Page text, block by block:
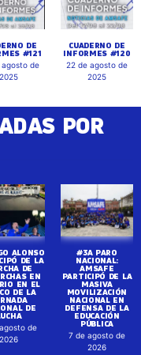
DE
#121
agosto de
2025
CUADERNO DE
INFORMES #120
22 de agosto de
2025
POR
ALONSO
DE LA
DE
EN
EN EL
DE LA
DE
de
2026
#3A PARO
NACIONAL:
AMSAFE
PARTICIPÓ DE LA
MASIVA
MOVILIZACIÓN
NACIONAL EN
DEFENSA DE LA
EDUCACIÓN
PÚBLICA
7 de agosto de
2026